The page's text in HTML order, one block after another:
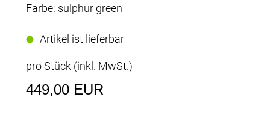
Farbe: sulphur green
Artikel ist lieferbar
pro Stück (inkl. MwSt.)
449,00 EUR